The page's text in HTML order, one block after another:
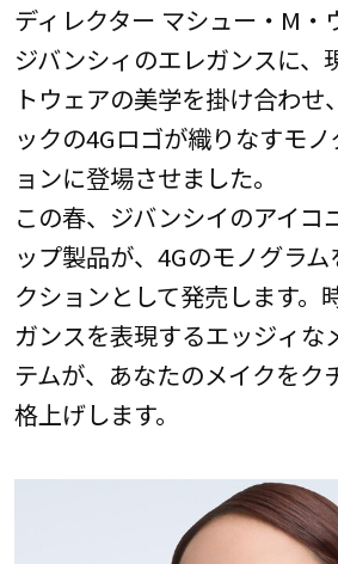
ディレクター マシュー・M・
ジバンシィのエレガンスに、
トウェアの美学を掛け合わ
ックの4Gロゴが織りなすモ
ョンに登場させました。
この春、ジバンシイのアイコ
ップ製品が、4Gのモノグラ
クションとして発売します。
ガンスを表現するエッジィな
テムが、あなたのメイクをク
格上げします。